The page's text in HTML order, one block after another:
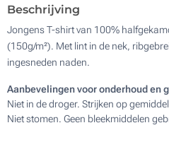
Beschrijving
Jongens T-shirt van 100%
(150g/m²). Met lint in de nek,
ingesneden naden.
Aanbevelingen voor onderhoud en
Niet in de droger. Strijken op
Niet stomen. Geen bleekmiddelen